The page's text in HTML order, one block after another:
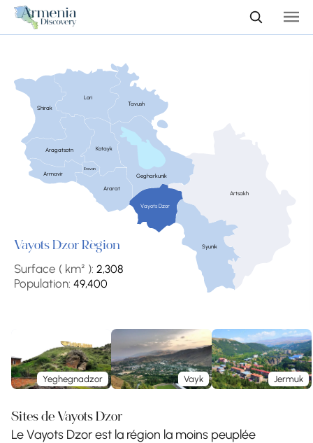
Shirak
Armavir
Aragatsotn
Lori
Kotayk
Ararat
Tavush
Gegharkunik
Vayots Dzor
Syunik
Erevan
Artsakh
Vayots Dzor Région
Surface ( km² ): 2,308
Population: 49,400
Sites de Vayots Dzor
Yeghegnadzor Vayk Jermuk
Le Vayots Dzor est la région la moins peuplée